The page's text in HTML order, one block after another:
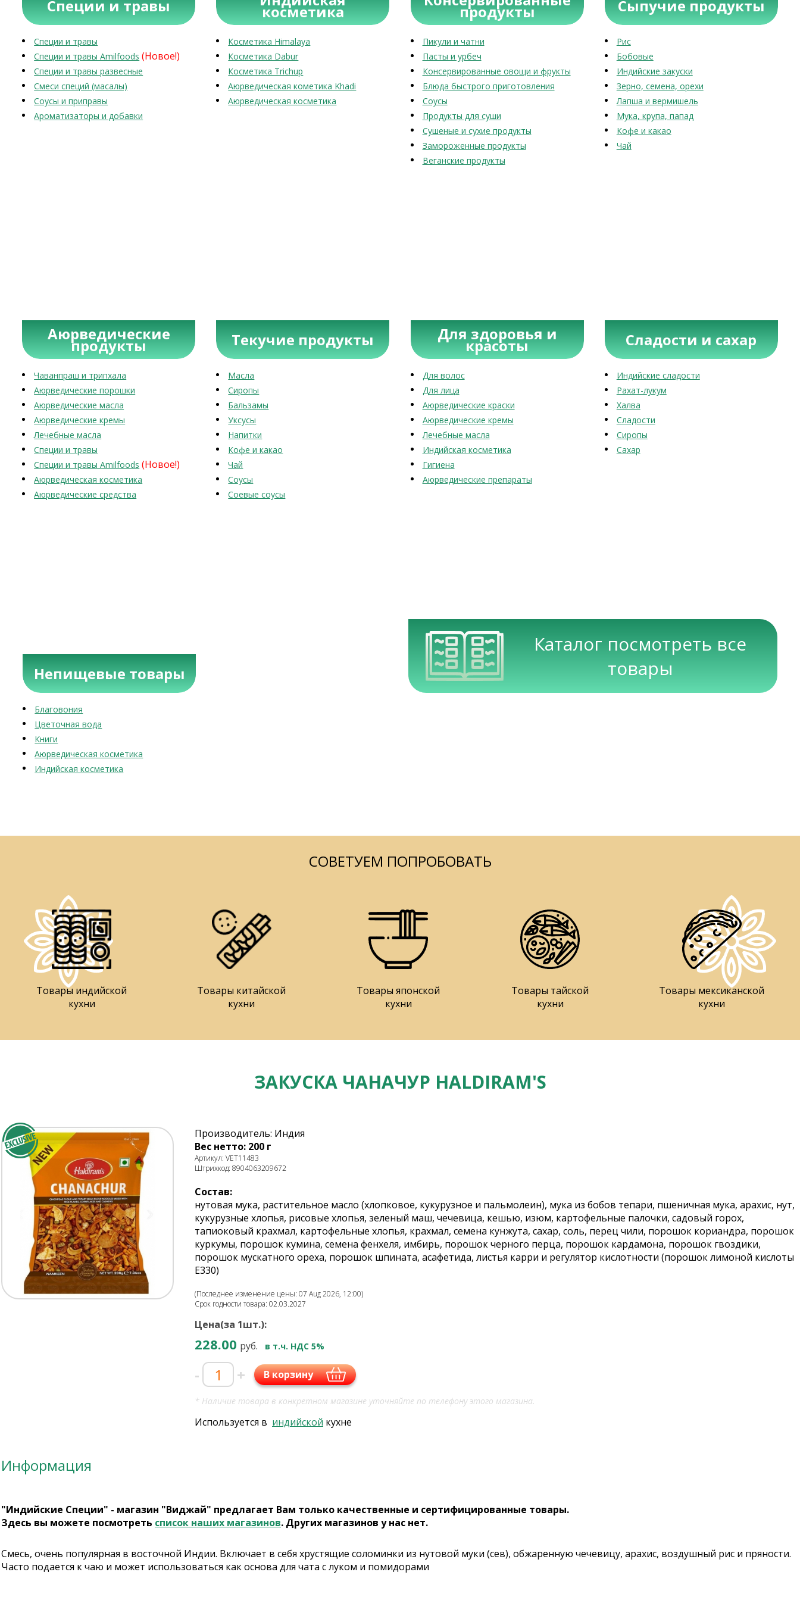
Специи и травы
Специи и травы
Специи и травы Amilfoods (Новое!)
Специи и травы развесные
Смеси специй (масалы)
Соусы и приправы
Ароматизаторы и добавки
косметика
Косметика Himalaya
Косметика Dabur
Косметика Trichup
Аюрведическая кометика Khadi
Аюрведическая косметика
продукты
Пикули и чатни
Пасты и урбеч
Консервированные овощи и фрукты
Блюда быстрого приготовления
Соусы
Продукты для суши
Сушеные и сухие продукты
Замороженные продукты
Веганские продукты
Сыпучие продукты
Рис
Бобовые
Индийские закуски
Зерно, семена, орехи
Лапша и вермишель
Мука, крупа, папад
Кофе и какао
Чай
Аюрведические
продукты
Чаванпраш и трипхала
Аюрведические порошки
Аюрведические масла
Аюрведические кремы
Лечебные масла
Специи и травы
Специи и травы Amilfoods (Новое!)
Аюрведическая косметика
Аюрведические средства
Текучие продукты
Масла
Сиропы
Бальзамы
Уксусы
Напитки
Кофе и какао
Чай
Соусы
Соевые соусы
Для здоровья и
красоты
Для волос
Для лица
Аюрведические краски
Аюрведические кремы
Лечебные масла
Индийская косметика
Гигиена
Аюрведические препараты
Сладости и сахар
Индийские сладости
Рахат-лукум
Халва
Сладости
Сиропы
Сахар
Непищевые товары
Благовония
Цветочная вода
Книги
Аюрведическая косметика
Индийская косметика
Каталог посмотреть все
товары
СОВЕТУЕМ ПОПРОБОВАТЬ
Товары индийской
кухни
Товары китайской
кухни
Товары японской
кухни
Товары тайской
кухни
Товары мексиканской
кухни
ЗАКУСКА ЧАНАЧУР HALDIRAM'S
Производитель: Индия
Вес нетто: 200 г
Артикул: VET11483
Штрихкод: 8904063209672
Состав:
нутовая мука, растительное масло (хлопковое, кукурузное и пальмолеин), мука из бобов тепари, пшеничная мука, арахис, нут,
кукурузные хлопья, рисовые хлопья, зеленый маш, чечевица, кешью, изюм, картофельные палочки, садовый горох,
тапиоковый крахмал, картофельные хлопья, крахмал, семена кунжута, сахар, соль, перец чили, порошок кориандра, порошок
куркумы, порошок кумина, семена фенхеля, имбирь, порошок черного перца, порошок кардамона, порошок гвоздики,
порошок мускатного ореха, порошок шпината, асафетида, листья карри и регулятор кислотности (порошок лимоной кислоты
Е330)
(Последнее изменение цены: 07 Aug 2026, 12:00)
Срок годности товара: 02.03.2027
Цена(за 1шт.):
228.00 руб. в т.ч. НДС 5%
- + В корзину
* Наличие товара в конкретном магазине уточняйте по телефону этого магазина.
Используется в индийской кухне
Информация
"Индийские Специи" - магазин "Виджай" предлагает Вам только качественные и сертифицированные товары.
Здесь вы можете посмотреть список наших магазинов. Других магазинов у нас нет.
Смесь, очень популярная в восточной Индии. Включает в себя хрустящие соломинки из нутовой муки (сев), обжаренную чечевицу, арахис, воздушный рис и пряности.
Часто подается к чаю и может использоваться как основа для чата с луком и помидорами